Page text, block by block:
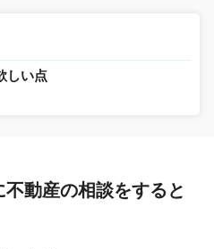
しい点
動産の相談をすると